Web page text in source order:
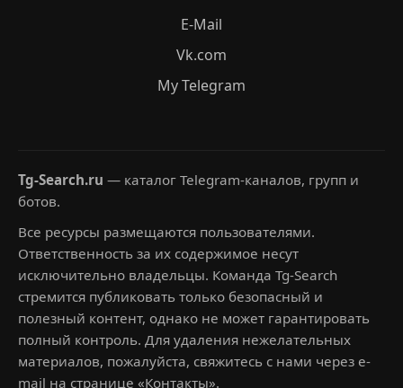
E-Mail
Vk.com
My Telegram
Tg-Search.ru — каталог Telegram-каналов, групп и
ботов.
Все ресурсы размещаются пользователями.
Ответственность за их содержимое несут
исключительно владельцы. Команда Tg-Search
стремится публиковать только безопасный и
полезный контент, однако не может гарантировать
полный контроль. Для удаления нежелательных
материалов, пожалуйста, свяжитесь с нами через e-
mail на странице «Контакты».